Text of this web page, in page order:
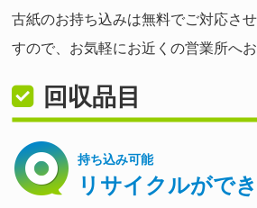
古紙のお持ち込みは無料でご対応さ
すので、お気軽にお近くの営業所へ
回収品目
持ち込み可能
リサイクルがで